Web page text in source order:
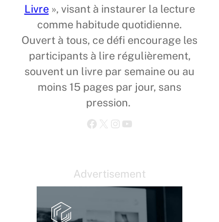
Livre», visant à instaurer la lecture
comme habitude quotidienne.
Ouvert à tous, ce défi encourage les
participants à lire régulièrement,
souvent un livre par semaine ou au
moins 15 pages par jour, sans
pression.
Facebook X Instagram YouTube
Advertisement